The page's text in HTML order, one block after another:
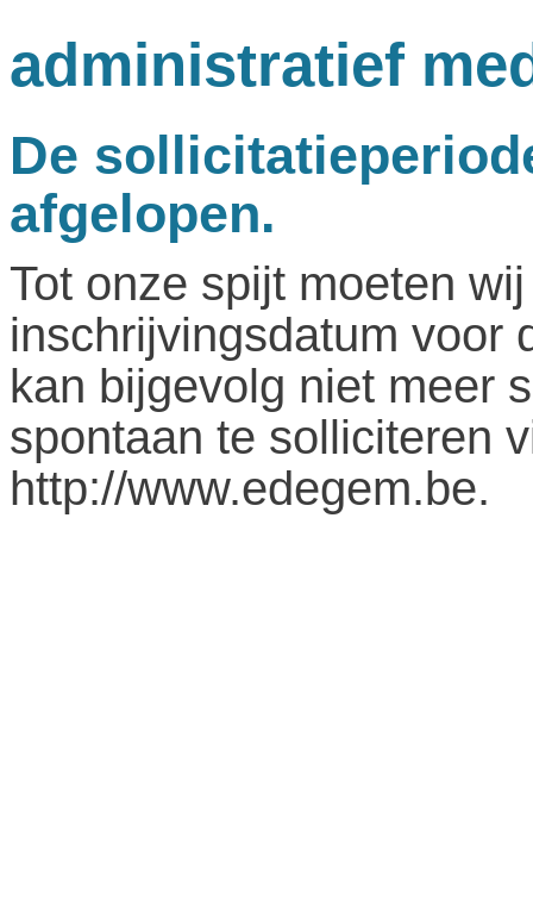
administratief
De
afgelopen.
Tot onze spijt moeten
inschrijvingsdatum voor
kan bijgevolg niet meer
spontaan te solliciteren
http://www.edegem.be.